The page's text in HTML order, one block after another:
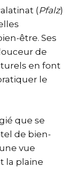
(Pfalz)
être. Ses
de
en font
le
que se
de bien-
vue
la plaine